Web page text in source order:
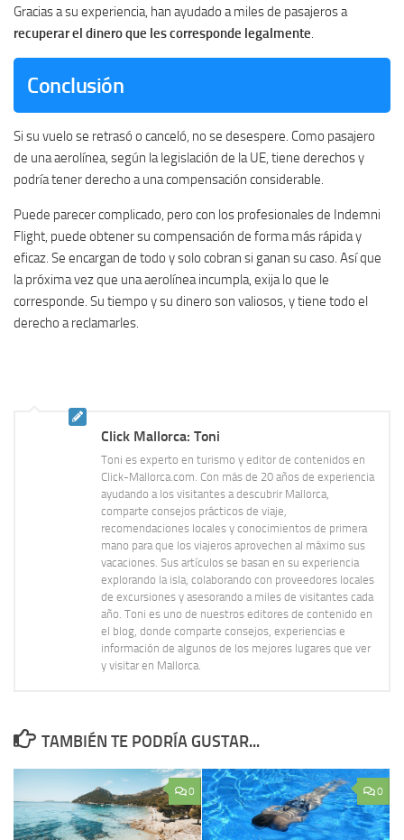
Gracias a su experiencia, han ayudado a miles de pasajeros a
recuperar el dinero que les corresponde legalmente
Conclusión
Si su vuelo se retrasó o canceló, no se desespere. Como pasajero
de una aerolínea, según la legislación de la UE, tiene derechos y
podría tener derecho a una compensación considerable.
Puede parecer complicado, pero con los profesionales de Indemni
Flight, puede obtener su compensación de forma más rápida y
eficaz. Se encargan de todo y solo cobran si ganan su caso. Así que
la próxima vez que una aerolínea incumpla, exija lo que le
corresponde. Su tiempo y su dinero son valiosos, y tiene todo el
derecho a reclamarles.
Click Mallorca: Toni
Toni es experto en turismo y editor de contenidos en
Click-Mallorca.com. Con más de 20 años de experiencia
ayudando a los visitantes a descubrir Mallorca,
comparte consejos prácticos de viaje,
recomendaciones locales y conocimientos de primera
mano para que los viajeros aprovechen al máximo sus
vacaciones. Sus artículos se basan en su experiencia
explorando la isla, colaborando con proveedores locales
de excursiones y asesorando a miles de visitantes cada
año. Toni es uno de nuestros editores de contenido en
el blog, donde comparte consejos, experiencias e
información de algunos de los mejores lugares que ver
y visitar en Mallorca.
TAMBIÉN TE PODRÍA GUSTAR...
0 0